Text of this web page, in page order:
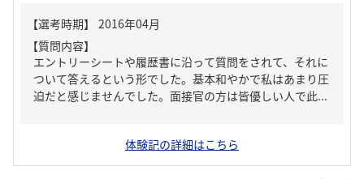
【質問内容】
エントリーシートや履歴書に沿って質問をされて、それに
ついて答えるという形でした。基本和やかで私はあまり圧
迫だと感じませんでした。面接官の方は皆優しい人で此...
体験記の詳細はこちら